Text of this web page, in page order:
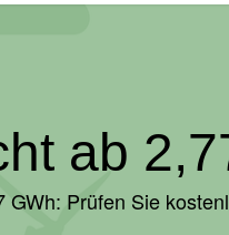
ab
Prüfen Sie